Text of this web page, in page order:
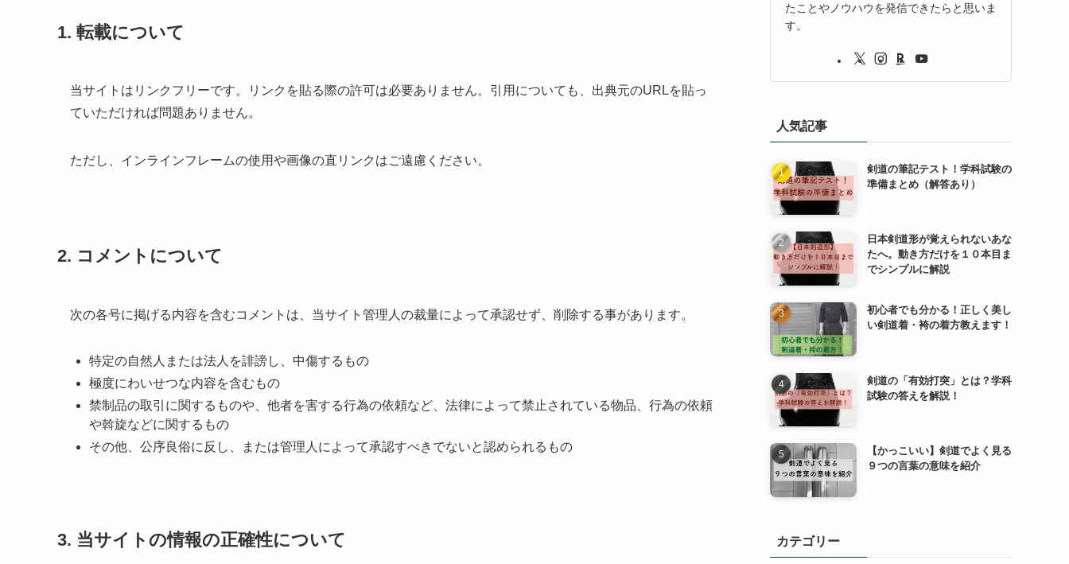
1. 転載について
当サイトはリンクフリーです。リンクを貼る際の許可は必要ありません。引用についても、出典元のURLを貼っ
ていただければ問題ありません。
ただし、インラインフレームの使用や画像の直リンクはご遠慮ください。
2. コメントについて
次の各号に掲げる内容を含むコメントは、当サイト管理人の裁量によって承認せず、削除する事があります。
特定の自然人または法人を誹謗し、中傷するもの
極度にわいせつな内容を含むもの
禁制品の取引に関するものや、他者を害する行為の依頼など、法律によって禁止されている物品、行為の依頼
や斡旋などに関するもの
その他、公序良俗に反し、または管理人によって承認すべきでないと認められるもの
3. 当サイトの情報の正確性について
たことやノウハウを発信できたらと思いま
す。
人気記事
剣道の筆記テスト！学科試験の
準備まとめ（解答あり）
日本剣道形が覚えられないあな
たへ。動き方だけを１０本目ま
でシンプルに解説
初心者でも分かる！正しく美し
い剣道着・袴の着方教えます！
剣道の「有効打突」とは？学科
試験の答えを解説！
【かっこいい】剣道でよく見る
９つの言葉の意味を紹介
カテゴリー